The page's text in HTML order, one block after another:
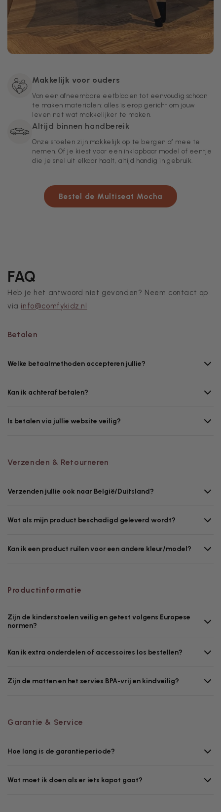
Makkelijk voor ouders
Van een afneembare eetbladen tot eenvoudig schoon
te maken materialen: alles is erop gericht om jouw
leven net wat makkelijker te maken.
Altijd binnen handbereik
Onze stoelen zijn makkelijk op te bergen of mee te
nemen. Of je kiest voor een inklapbaar model of eentje
die je snel uit elkaar haalt, altijd handig in gebruik.
Bestel de Multiseat Mocha
FAQ
Heb je het antwoord niet gevonden? Neem contact op
via info@comfykidz.nl
Betalen
Welke betaalmethoden accepteren jullie?
Kan ik achteraf betalen?
Is betalen via jullie website veilig?
Verzenden & Retourneren
Verzenden jullie ook naar België/Duitsland?
Wat als mijn product beschadigd geleverd wordt?
Kan ik een product ruilen voor een andere kleur/model?
Productinformatie
Zijn de kinderstoelen veilig en getest volgens Europese
normen?
Kan ik extra onderdelen of accessoires los bestellen?
Zijn de matten en het servies BPA-vrij en kindveilig?
Garantie & Service
Hoe lang is de garantieperiode?
Wat moet ik doen als er iets kapot gaat?